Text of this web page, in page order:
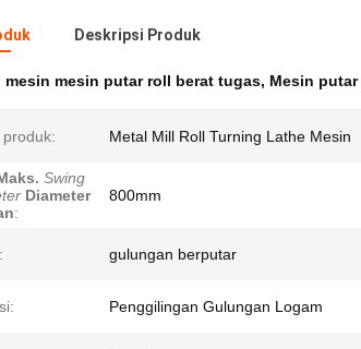
Deskripsi Produk
mesin mesin putar roll berat tugas, Mesin
produk: Metal Mill Roll Turning Lathe Mesin
Swing
Diameter
:
800mm
gulungan berputar
Penggilingan Gulungan Logam